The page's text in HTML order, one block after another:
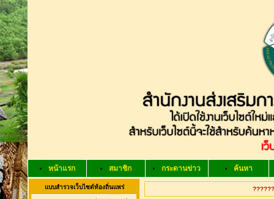
หน้าแรก สมาชิก กระดานข่าว ค้นหา
แบบสำรวจเว็บไซต์ท้องถิ่นแพร่